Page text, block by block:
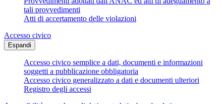
tali provvedimenti
Atti di accertamento delle violazioni
Accesso civico
Espandi
Accesso civico semplice a dati, documenti e informazioni
soggetti a pubblicazione obbligatoria
Accesso civico generalizzato a dati e documenti ulteriori
Registro degli accessi